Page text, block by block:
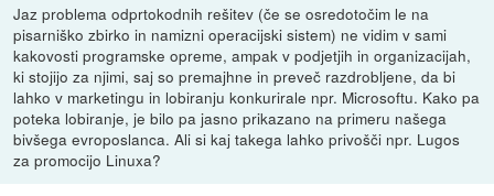
Jaz problema odprtokodnih rešitev (če se osredotočim le na
pisarniško zbirko in namizni operacijski sistem) ne vidim v sami
kakovosti programske opreme, ampak v podjetjih in organizacijah,
ki stojijo za njimi, saj so premajhne in preveč razdrobljene, da bi
lahko v marketingu in lobiranju konkurirale npr. Microsoftu. Kako pa
poteka lobiranje, je bilo pa jasno prikazano na primeru našega
bivšega evroposlanca. Ali si kaj takega lahko privošči npr. Lugos
za promocijo Linuxa?